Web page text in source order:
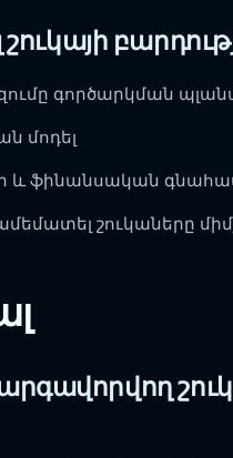
գործարկման
մոդել
և ֆինանսական
շուկաները